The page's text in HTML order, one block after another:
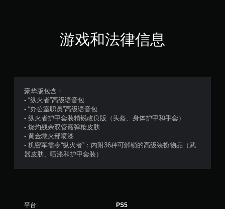
，
3
游戏和法律信息
豪华版包含：
- “纵火者”高级语音包
- “办公室职员”高级语音包
- 纵火者护甲套装精锐改良版（头盔、身体护甲和手套）
- 烧灼残余双管霰弹枪皮肤
- 黄金救火部喷漆
- 机密军需令“纵火者”：内附36种可解锁的高级装扮物品（武
器皮肤、喷漆和护甲套装）
平台: PS5